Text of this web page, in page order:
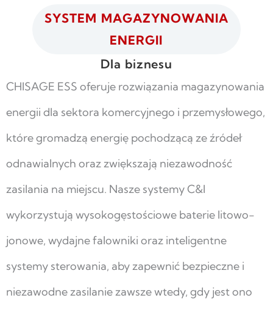
SYSTEM MAGAZYNOWANIA
ENERGII
Dla biznesu
CHISAGE ESS oferuje rozwiązania magazynowania
energii dla sektora komercyjnego i przemysłowego,
które gromadzą energię pochodzącą ze źródeł
odnawialnych oraz zwiększają niezawodność
zasilania na miejscu. Nasze systemy C&I
wykorzystują wysokogęstościowe baterie litowo-
jonowe, wydajne falowniki oraz inteligentne
systemy sterowania, aby zapewnić bezpieczne i
niezawodne zasilanie zawsze wtedy, gdy jest ono